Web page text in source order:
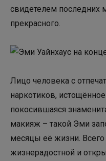
свидетелем последних
прекрасного.
Лицо человека с
наркотиков,
покосившаяся
макияж – такой Эми
месяцы её жизни. Всего
жизнерадостной и